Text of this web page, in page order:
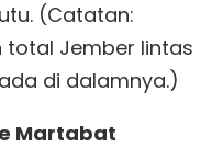
(Catatan:
total Jember lintas
di dalamnya.)
Martabat